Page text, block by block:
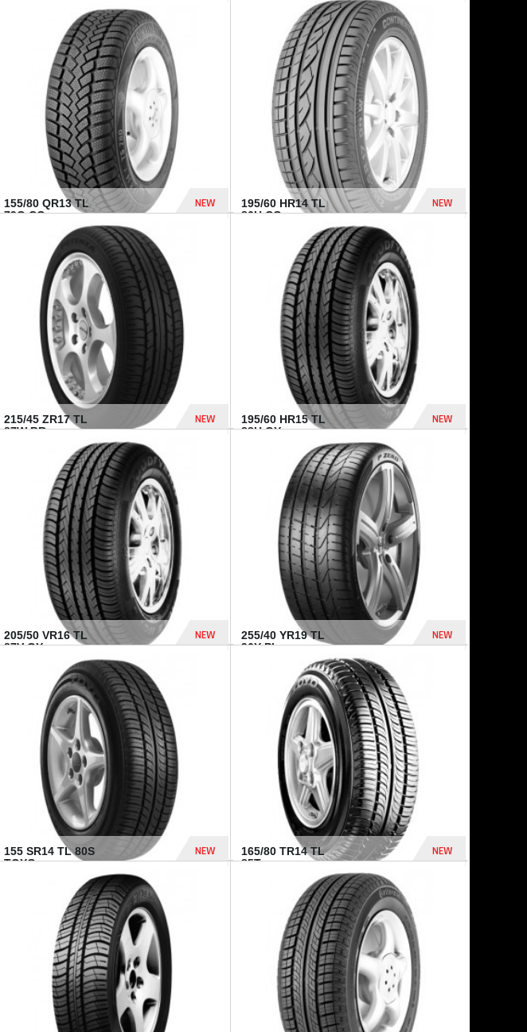
432 Dhs 1 040 Dhs
155/80 QR13 TL
79Q CO...
NEW
195/60 HR14 TL
86H CO...
NEW
790 Dhs
215/45 ZR17 TL
87W BR...
NEW
955 Dhs
195/60 HR15 TL
88H GY...
NEW
205/50 VR16 TL
87V GY...
NEW
255/40 YR19 TL
96Y PI...
NEW
1 771 Dhs
155 SR14 TL 80S
TOYO...
NEW
165/80 TR14 TL
85T...
NEW
458 Dhs